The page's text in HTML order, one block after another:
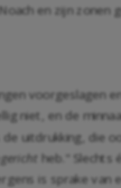
en zijn zonen
voorgeslagen
niet, en de
de uitdrukking, die
heb." Slechts
is sprake van